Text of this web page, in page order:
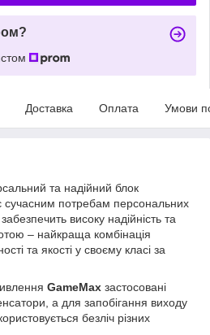
Доставка Оплата Умови
та надійний блок
сучасним потребам персональних
високу надійність та
– найкраща комбінація
та якості у своєму класі за
GameMax застосовані
а для запобігання виходу
безліч різних